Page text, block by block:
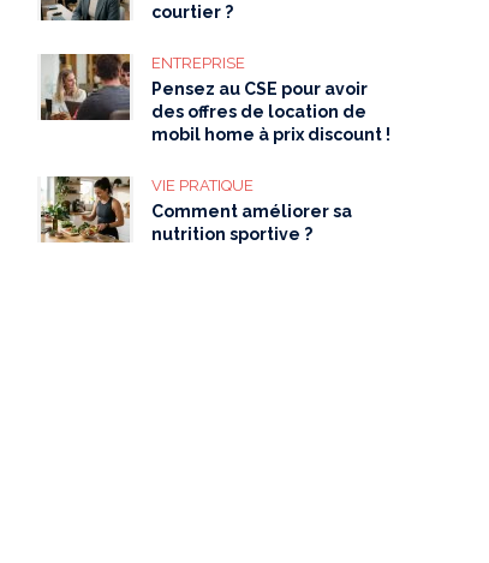
courtier ?
ENTREPRISE
Pensez au CSE pour avoir
des offres de location de
mobil home à prix discount !
VIE PRATIQUE
Comment améliorer sa
nutrition sportive ?